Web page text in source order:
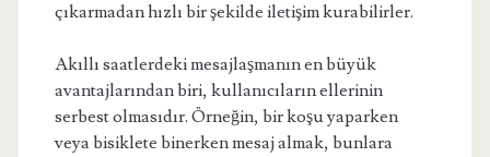
çıkarmadan hızlı bir şekilde iletişim kurabilirler.
Akıllı saatlerdeki mesajlaşmanın en büyük
avantajlarından biri, kullanıcıların ellerinin
serbest olmasıdır. Örneğin, bir koşu yaparken
veya bisiklete binerken mesaj almak, bunlara